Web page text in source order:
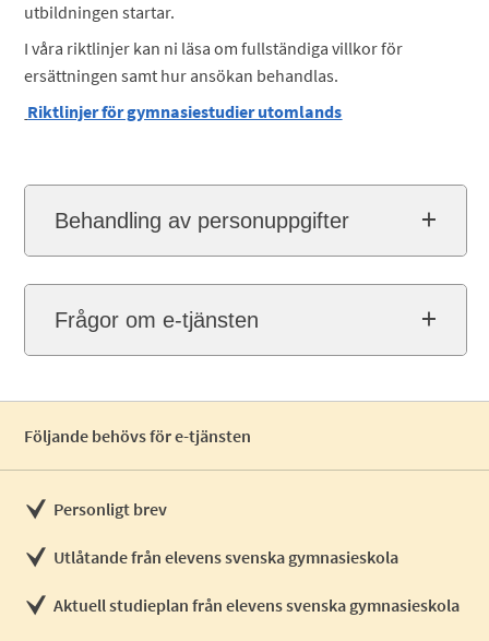
utbildningen startar.
I våra riktlinjer kan ni läsa om fullständiga villkor för
ersättningen samt hur ansökan behandlas.
Riktlinjer för gymnasiestudier utomlands
Behandling av personuppgifter
Frågor om e-tjänsten
Följande behövs för e-tjänsten
Personligt brev
Utlåtande från elevens svenska gymnasieskola
Aktuell studieplan från elevens svenska gymnasieskola